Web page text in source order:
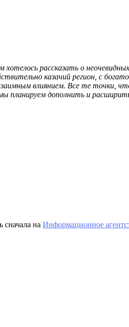
рассказать о
казачий регион, с
влиянием. Все те точки,
планируем дополнить и
сначала на Информационное